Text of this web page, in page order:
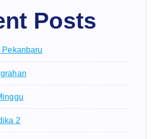
Posts
Pekanbaru
2